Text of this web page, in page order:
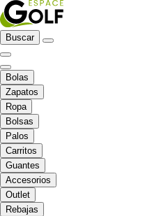
Buscar
Bolas
Zapatos
Ropa
Bolsas
Palos
Carritos
Guantes
Accesorios
Outlet
Rebajas